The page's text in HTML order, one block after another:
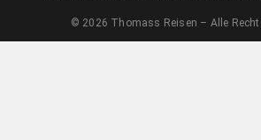
© 2026 Thomass Reisen – Alle